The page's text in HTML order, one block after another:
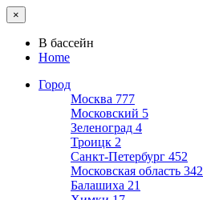
×
В бассейн
Home
Город
Москва 777
Московский 5
Зеленоград 4
Троицк 2
Санкт-Петербург 452
Московская область 342
Балашиха 21